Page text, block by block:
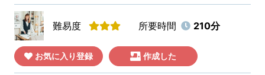
難易度 所要時間 210分
お気に入り登録 作成した